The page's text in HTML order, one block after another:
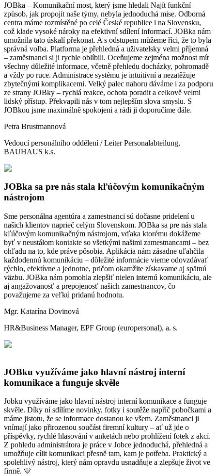
JOBka – Komunikační most, který jsme hledali Najít funkční
způsob, jak propojit naše týmy, nebyla jednoduchá mise. Odborná
centra máme rozmístěné po celé České republice i na Slovensku,
což klade vysoké nároky na efektivní sdílení informací. JOBka nám
umožnila tato úskalí překonat. A s odstupem můžeme říci, že to byla
správná volba. Platforma je přehledná a uživatelsky velmi příjemná
– zaměstnanci si ji rychle oblíbili. Oceňujeme zejména možnost mít
všechny důležité informace, včetně přehledu docházky, pohromadě
a vždy po ruce. Administrace systému je intuitivní a nezatěžuje
zbytečnými komplikacemi. Velký palec nahoru dáváme i za podporu
ze strany JOBky – rychlá reakce, ochota poradit a celkově velmi
lidský přístup. Překvapili nás v tom nejlepším slova smyslu. S
JOBkou jsme maximálně spokojeni a rádi ji doporučíme dále.
Petra Brustmannová
Vedoucí personálního oddělení / Leiter Personalabteilung,
BAUHAUS k.s.
JOBka sa pre nás stala kľúčovým komunikačným
nástrojom
Sme personálna agentúra a zamestnanci sú dočasne pridelení u
našich klientov naprieč celým Slovenskom. JOBka sa pre nás stala
kľúčovým komunikačným nástrojom, vďaka ktorému dokážeme
byť v neustálom kontakte so všetkými našimi zamestnancami – bez
ohľadu na to, kde práve pôsobia. Aplikácia nám zásadne uľahčila
každodennú komunikáciu – dôležité informácie vieme odovzdávať
rýchlo, efektívne a jednotne, pričom okamžite získavame aj spätnú
väzbu. JOBka nám pomohla zlepšiť nielen internú komunikáciu, ale
aj angažovanosť a prepojenosť našich zamestnancov, čo
považujeme za veľkú pridanú hodnotu.
Mgr. Katarína Dovinová
HR&Business Manager, EPF Group (europersonal), a. s.
JOBku využíváme jako hlavní nástroj interní
komunikace a funguje skvěle
Jobku využíváme jako hlavní nástroj interní komunikace a funguje
skvěle. Díky ní sdílíme novinky, fotky i soutěže napříč pobočkami a
máme jistotu, že se informace dostanou ke všem. Zaměstnanci ji
vnímají jako přirozenou součást firemní kultury – ať už jde o
příspěvky, rychlé hlasování v anketách nebo prohlížení fotek z akcí.
Z pohledu administrátora je práce v Jobce jednoduchá, přehledná a
umožňuje cílit komunikaci přesně tam, kam je potřeba. Praktický a
spolehlivý nástroj, který nám opravdu usnadňuje a zlepšuje život ve
firmě. 💙